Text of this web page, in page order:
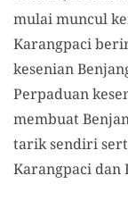
mulai muncul
Karangpaci
kesenian
Perpaduan
membuat
tarik sendiri
Karangpaci dan